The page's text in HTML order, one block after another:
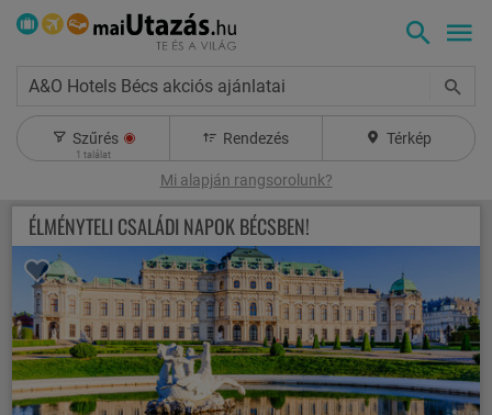
A&O Hotels Bécs akciós ajánlatai
Szűrés
1 találat
Rendezés Térkép
Mi alapján rangsorolunk?
ÉLMÉNYTELI CSALÁDI NAPOK BÉCSBEN!